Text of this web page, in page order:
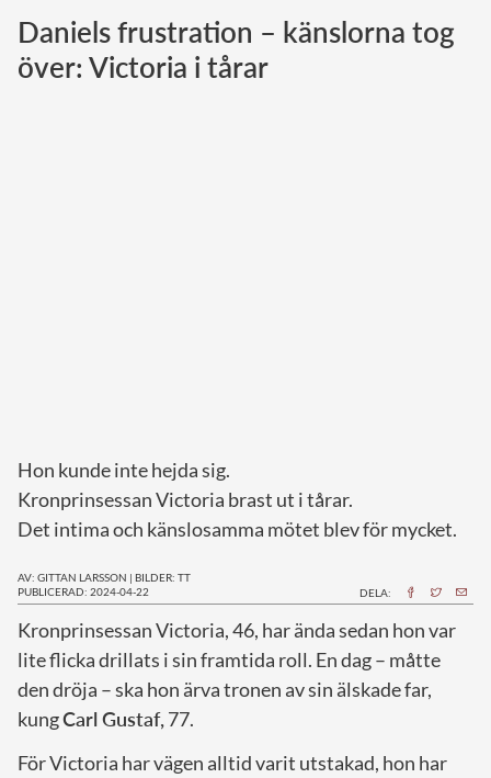
Norska kungahuset
Danska kungahuset
Daniels frustration – känslorna tog
över: Victoria i tårar
Hon kunde inte hejda sig.
Kronprinsessan Victoria brast ut i tårar.
Det intima och känslosamma mötet blev för mycket.
AV: GITTAN LARSSON | BILDER: TT
PUBLICERAD: 2024-04-22
DELA:
Kronprinsessan Victoria, 46, har ända sedan hon var
lite flicka drillats i sin framtida roll. En dag – måtte
den dröja – ska hon ärva tronen av sin älskade far,
kungCarl Gustaf, 77.
För Victoria har vägen alltid varit utstakad, hon har